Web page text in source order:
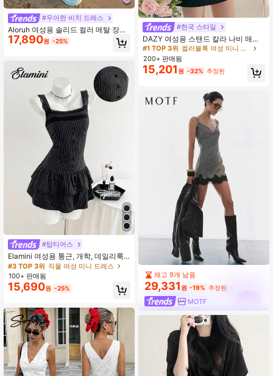
#우아한 비치 드레스
Aloruh 여성용 솔리드 컬러 메탈 장식
주름진 할로우 섹시 데이트 나이트 드
레스
17,890원 -25%
#탑티어스
Elamini 여성용 통근, 개학, 데일리룩
블랙 스트라이프 레이스 트림 미니 드
레스
#3 TOP 3위 직물 여성 미니 드레스
100+ 판매됨
15,690원 -25%
#한국 스타일
DAZY 여성용 스탠드 칼라 나비 매듭
허리 핀치드 미니 드레스 선드레스, 미
니 드레스, 캐주얼 여성 드레스
#1 TOP 3위
컬러블록 여성 미니 드레스
200+ 판매됨
15,201 원 -32% 추정된
재고 9개 남음
29,331 원 -19% 추정된
MOTF